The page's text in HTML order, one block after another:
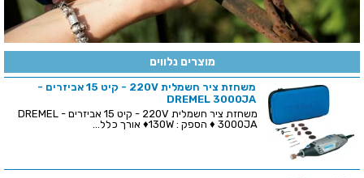
מוצרים נלווים
משחזת ציר חשמלית 220V - קיט 15 אביזרים -
DREMEL 3000JA
משחזת ציר חשמלית 220V - קיט 15 אביזרים - DREMEL
3000JA ♦ הספק : 130W♦ אורך כלל...